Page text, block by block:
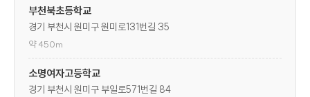
부천북초등학교
경기 부천시 원미구 원미로131번길 35
약 450m
소명여자고등학교
경기 부천시 원미구 부일로571번길 84